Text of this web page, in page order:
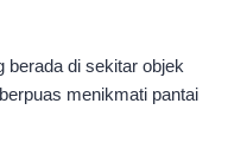
berada di sekitar objek
menikmati pantai